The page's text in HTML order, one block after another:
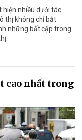
hiện nhiều dưới tác
thị không chỉ bắt
những bất cập trong
cao nhất trong